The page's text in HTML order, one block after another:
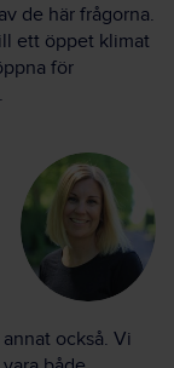
de här frågorna.
ett öppet klimat
för
också. Vi